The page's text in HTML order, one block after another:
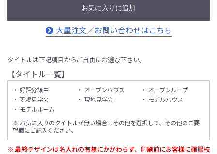
お気に入りに追加
大量注文／お問い合わせはこちら
タイトルは下記項目からご自由にお選び下さい。
【タイトル一覧】
・ 好評分譲中 ・ オープンハウス
・ オープンループ
・ 現場見学会
・ 現地見学会
・ モデルハウス
・ モデルルーム
※ お気に入りのタイトルが無い場合はその他を選択して、その他のご要
望欄にご記入ください。
※ 最終デザインは名入れの有無にかかわらず、印刷前にお客様に確認校